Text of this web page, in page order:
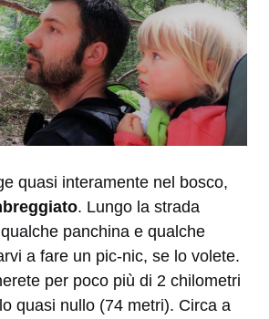
quasi interamente nel bosco,
. Lungo la strada
panchina e qualche
a fare un pic-nic, se lo volete.
per poco più di 2 chilometri
quasi nullo (74 metri). Circa a